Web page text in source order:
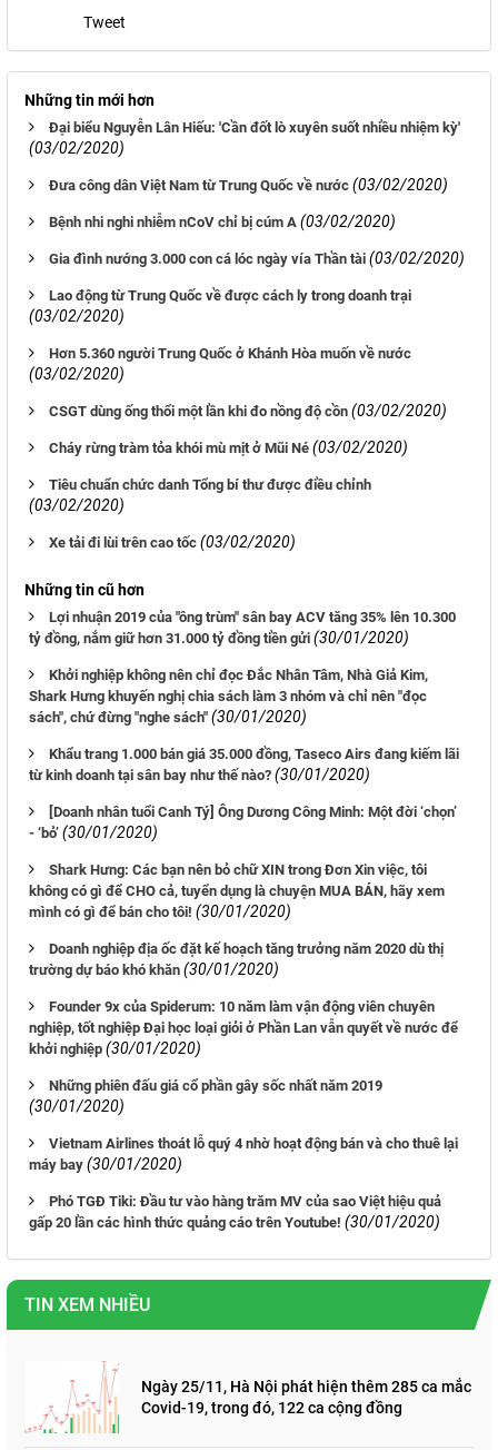
Tweet
Những tin mới hơn
Đại biểu Nguyễn Lân Hiếu: 'Cần đốt lò xuyên suốt nhiều nhiệm kỳ'
(03/02/2020)
Đưa công dân Việt Nam từ Trung Quốc về nước (03/02/2020)
Bệnh nhi nghi nhiễm nCoV chỉ bị cúm A (03/02/2020)
Gia đình nướng 3.000 con cá lóc ngày vía Thần tài (03/02/2020)
Lao động từ Trung Quốc về được cách ly trong doanh trại
(03/02/2020)
Hơn 5.360 người Trung Quốc ở Khánh Hòa muốn về nước
(03/02/2020)
CSGT dùng ống thổi một lần khi đo nồng độ cồn (03/02/2020)
Cháy rừng tràm tỏa khói mù mịt ở Mũi Né (03/02/2020)
Tiêu chuẩn chức danh Tổng bí thư được điều chỉnh
(03/02/2020)
Xe tải đi lùi trên cao tốc (03/02/2020)
Những tin cũ hơn
Lợi nhuận 2019 của "ông trùm" sân bay ACV tăng 35% lên 10.300
tỷ đồng, nắm giữ hơn 31.000 tỷ đồng tiền gửi (30/01/2020)
Khởi nghiệp không nên chỉ đọc Đắc Nhân Tâm, Nhà Giả Kim,
Shark Hưng khuyến nghị chia sách làm 3 nhóm và chỉ nên "đọc
sách", chứ đừng "nghe sách" (30/01/2020)
Khẩu trang 1.000 bán giá 35.000 đồng, Taseco Airs đang kiếm lãi
từ kinh doanh tại sân bay như thế nào? (30/01/2020)
[Doanh nhân tuổi Canh Tý] Ông Dương Công Minh: Một đời ‘chọn’
- ‘bỏ’ (30/01/2020)
Shark Hưng: Các bạn nên bỏ chữ XIN trong Đơn Xin việc, tôi
không có gì để CHO cả, tuyển dụng là chuyện MUA BÁN, hãy xem
mình có gì để bán cho tôi! (30/01/2020)
Doanh nghiệp địa ốc đặt kế hoạch tăng trưởng năm 2020 dù thị
trường dự báo khó khăn (30/01/2020)
Founder 9x của Spiderum: 10 năm làm vận động viên chuyên
nghiệp, tốt nghiệp Đại học loại giỏi ở Phần Lan vẫn quyết về nước để
khởi nghiệp (30/01/2020)
Những phiên đấu giá cổ phần gây sốc nhất năm 2019
(30/01/2020)
Vietnam Airlines thoát lỗ quý 4 nhờ hoạt động bán và cho thuê lại
máy bay (30/01/2020)
Phó TGĐ Tiki: Đầu tư vào hàng trăm MV của sao Việt hiệu quả
gấp 20 lần các hình thức quảng cáo trên Youtube! (30/01/2020)
TIN XEM NHIỀU
Ngày 25/11, Hà Nội phát hiện thêm 285 ca mắc
Covid-19, trong đó, 122 ca cộng đồng